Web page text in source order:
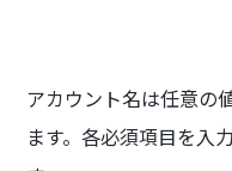
アカウント名は任意の
ます。各必須項目を入